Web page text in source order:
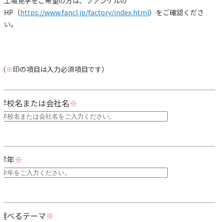
受賞歴
HP（https://www.fancl.jp/factory/index.html）をご確認くださ
い。
※印の項目は入力必須項目です）
校名または会社名
年
べるテーマ